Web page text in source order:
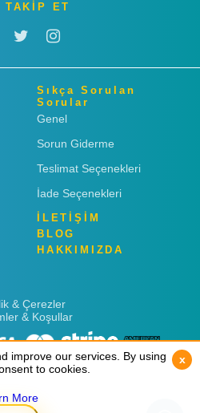
TAKİP ET
Sıkça Sorulan
Sorular
Genel
Sorun Giderme
Teslimat Seçenekleri
İade Seçenekleri
İLETİŞİM
BLOG
HAKKIMIZDA
& Çerezler
& Koşullar
improve our services. By using
to cookies.
More
x
improve our services. By using
to cookies.
More
x